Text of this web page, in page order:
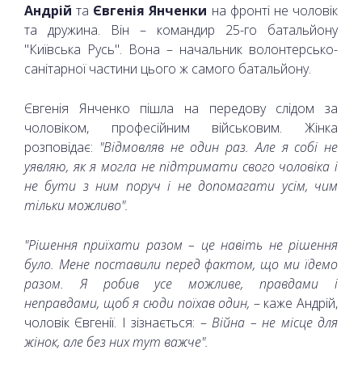
Андрій та Євгенія Янченки на фронті не чоловік
та дружина. Він – командир 25-го батальйону
"Київська Русь". Вона – начальник волонтерсько-
санітарної частини цього ж самого батальйону.
Євгенія Янченко пішла на передову слідом за
чоловіком, професійним військовим. Жінка
розповідає: "Відмовляв не один раз. Але я собі не
уявляю, як я могла не підтримати свого чоловіка і
не бути з ним поруч і не допомагати усім, чим
тільки можливо".
"Рішення приїхати разом – це навіть не рішення
було. Мене поставили перед фактом, що ми їдемо
разом. Я робив усе можливе, правдами і
неправдами, щоб я сюди поїхав один, – каже Андрій,
чоловік Євгенії. І зізнається: –Війна – не місце для
жінок, але без них тут важче".